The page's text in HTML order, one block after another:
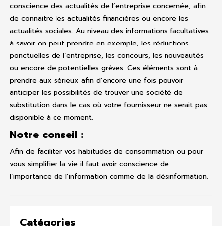
conscience des actualités de l’entreprise concernée, afin
de connaitre les actualités financières ou encore les
actualités sociales. Au niveau des informations facultatives
à savoir on peut prendre en exemple, les réductions
ponctuelles de l’entreprise, les concours, les nouveautés
ou encore de potentielles grèves. Ces éléments sont à
prendre aux sérieux afin d’encore une fois pouvoir
anticiper les possibilités de trouver une société de
substitution dans le cas où votre fournisseur ne serait pas
disponible à ce moment.
Notre conseil :
Afin de faciliter vos habitudes de consommation ou pour
vous simplifier la vie il faut avoir conscience de
l’importance de l’information comme de la désinformation.
Catégories